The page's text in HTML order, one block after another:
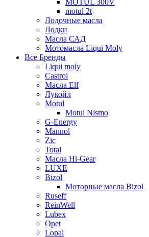
MOTUL 300V
motul 2t
Лодочные масла
Лодки
Масла САД
Мотомасла Liqui Moly
Все Бренды
Liqui moly
Castrol
Масла Elf
Лукойл
Motul
Motul Nismo
G-Energy
Mannol
Zic
Total
Масла Hi-Gear
LUXE
Bizol
Моторные масла Bizol
Ruseff
ReinWell
Lubex
Opet
Lopal